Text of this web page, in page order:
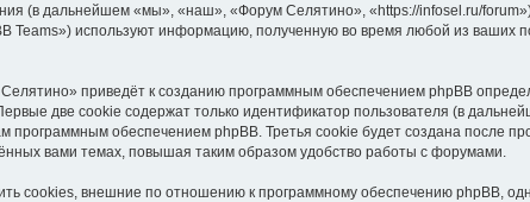
(в дальнейшем «мы», «наш», «Форум Селятино», «https://infosel.ru/
Teams») используют информацию, полученную во время любой из ваших
приведёт к созданию программным обеспечением phpBB
две cookie содержат только идентификатор пользователя (в
обеспечением phpBB. Третья cookie будет создана после
вами темах, повышая таким образом удобство работы с форумами.
cookies, внешние по отношению к программному обеспечению phpBB,